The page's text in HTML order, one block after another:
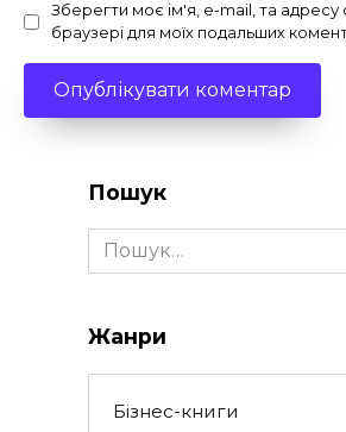
Зберегти моє ім'я, e-mail, та адресу
браузері для моїх подальших
Пошук
Search
for:
Жанри
Бізнес-книги